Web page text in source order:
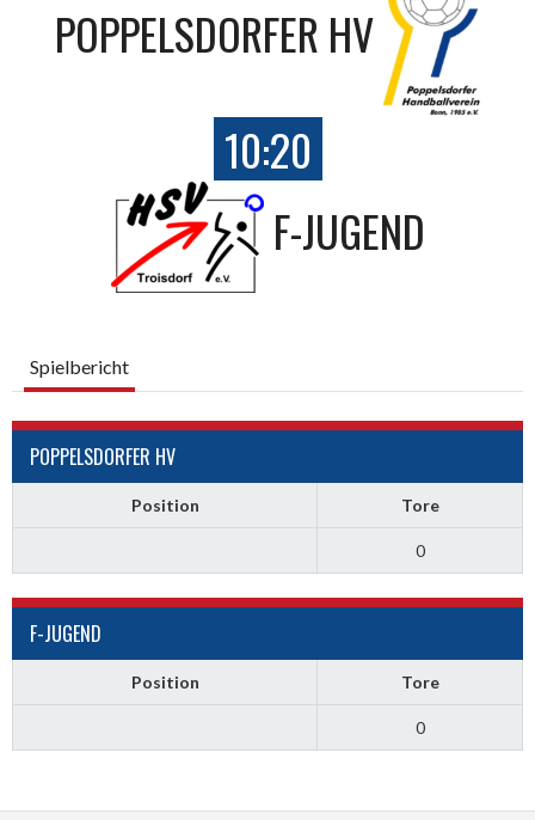
POPPELSDORFER HV
10:20
F-JUGEND
Spielbericht
POPPELSDORFER HV
Position Tore
0
F-JUGEND
Position Tore
0